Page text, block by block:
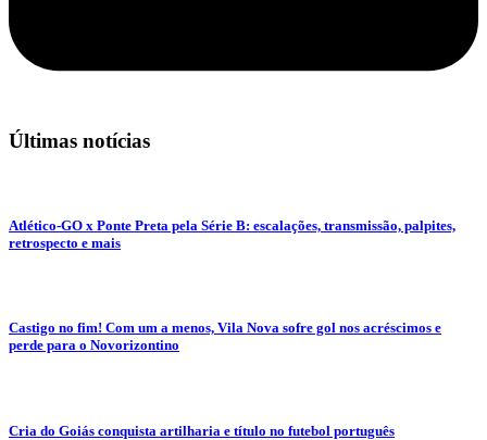
Últimas notícias
Atlético-GO x Ponte Preta pela Série B: escalações, transmissão, palpites,
retrospecto e mais
Castigo no fim! Com um a menos, Vila Nova sofre gol nos acréscimos e
perde para o Novorizontino
Cria do Goiás conquista artilharia e título no futebol português